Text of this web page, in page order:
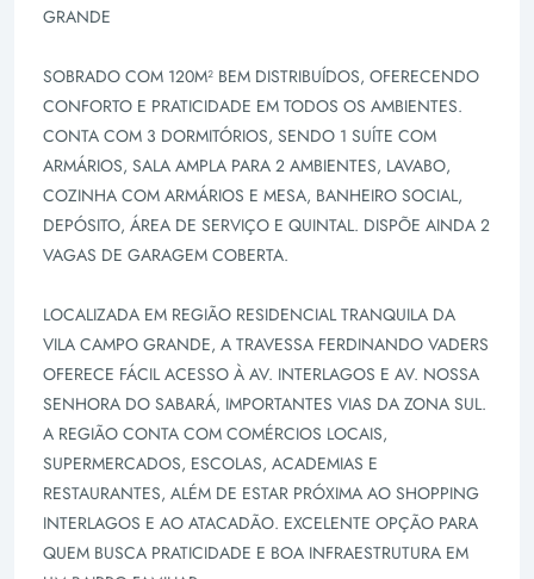
GRANDE
SOBRADO COM 120M² BEM DISTRIBUÍDOS, OFERECENDO
CONFORTO E PRATICIDADE EM TODOS OS AMBIENTES.
CONTA COM 3 DORMITÓRIOS, SENDO 1 SUÍTE COM
ARMÁRIOS, SALA AMPLA PARA 2 AMBIENTES, LAVABO,
COZINHA COM ARMÁRIOS E MESA, BANHEIRO SOCIAL,
DEPÓSITO, ÁREA DE SERVIÇO E QUINTAL. DISPÕE AINDA 2
VAGAS DE GARAGEM COBERTA.
LOCALIZADA EM REGIÃO RESIDENCIAL TRANQUILA DA
VILA CAMPO GRANDE, A TRAVESSA FERDINANDO VADERS
OFERECE FÁCIL ACESSO À AV. INTERLAGOS E AV. NOSSA
SENHORA DO SABARÁ, IMPORTANTES VIAS DA ZONA SUL.
A REGIÃO CONTA COM COMÉRCIOS LOCAIS,
SUPERMERCADOS, ESCOLAS, ACADEMIAS E
RESTAURANTES, ALÉM DE ESTAR PRÓXIMA AO SHOPPING
INTERLAGOS E AO ATACADÃO. EXCELENTE OPÇÃO PARA
QUEM BUSCA PRATICIDADE E BOA INFRAESTRUTURA EM